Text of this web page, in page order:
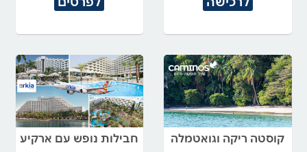
קוסטה ריקה וגואטמלה חבילות נופש עם ארקיע